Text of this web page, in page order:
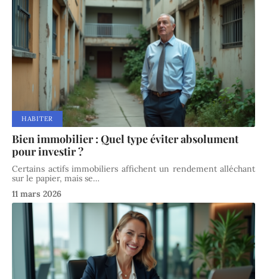
HABITER
Bien immobilier : Quel type éviter absolument
pour investir ?
Certains actifs immobiliers affichent un rendement alléchant
sur le papier, mais se…
11 mars 2026